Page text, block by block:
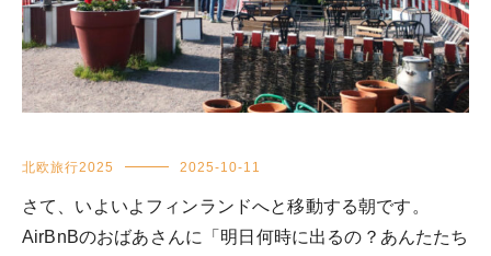
北欧旅行2025 2025-10-11
さて、いよいよフィンランドへと移動する朝です。
AirBnBのおばあさんに「明日何時に出るの？あんたたち